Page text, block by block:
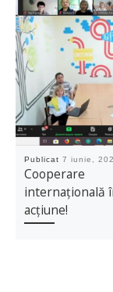
Publicat7 iunie,
Cooperare
internațională
acțiune!